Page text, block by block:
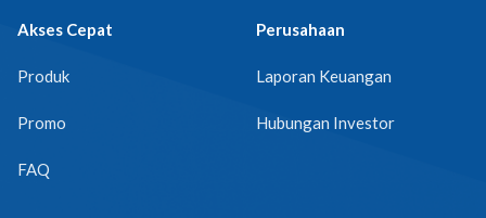
Akses Cepat
Produk
Promo
FAQ
Perusahaan
Laporan Keuangan
Hubungan Investor